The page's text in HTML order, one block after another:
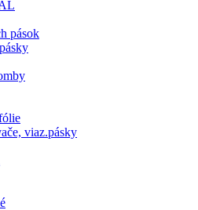
pások
viaz.pásky